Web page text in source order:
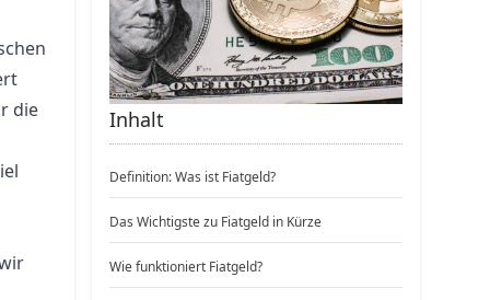
die
Inhalt
Definition: Was ist Fiatgeld?
Das Wichtigste zu Fiatgeld in Kürze
Wie funktioniert Fiatgeld?